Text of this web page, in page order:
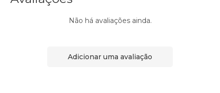
Não há avaliações ainda.
Adicionar uma avaliação